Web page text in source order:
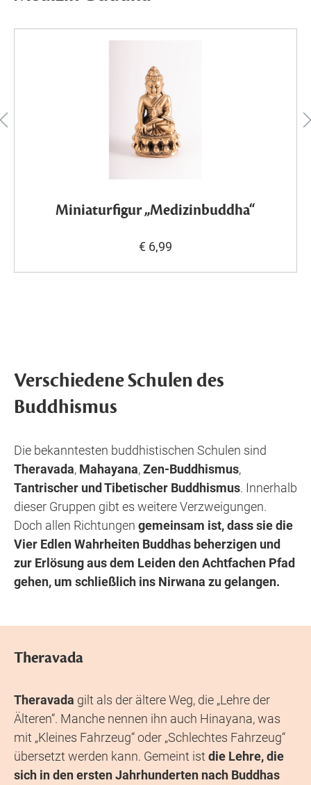
Miniaturfigur „Medizinbuddha“
€ 6,99
Verschiedene Schulen des
Buddhismus
Die bekanntesten buddhistischen Schulen sind
Theravada, Mahayana,Zen-Buddhismus,
Tantrischer und Tibetischer Buddhismus. Innerhalb
dieser Gruppen gibt es weitere Verzweigungen.
Doch allen Richtungen gemeinsam ist, dass sie die
Vier Edlen Wahrheiten Buddhas beherzigen und
zur Erlösung aus dem Leiden den Achtfachen Pfad
gehen, um schließlich ins Nirwana zu gelangen.
Theravada
Theravada gilt als der ältere Weg, die „Lehre der
Älteren“. Manche nennen ihn auch Hinayana, was
mit „Kleines Fahrzeug“ oder „Schlechtes Fahrzeug“
übersetzt werden kann. Gemeint ist die Lehre, die
sich in den ersten Jahrhunderten nach Buddhas